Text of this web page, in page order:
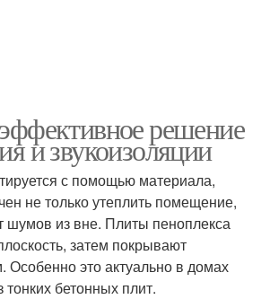
решение
и звукоизоляции
с помощью материала,
не только утеплить помещение,
шумов из вне. Плиты пеноплекса
затем покрывают
Особенно это актуально в домах
тонких бетонных плит.